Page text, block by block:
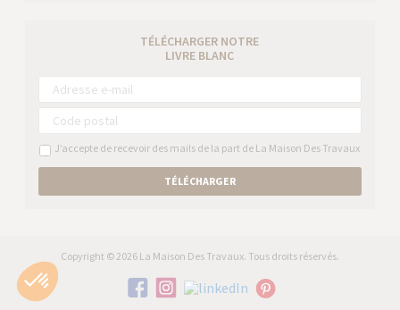
TÉLÉCHARGER NOTRE
LIVRE BLANC
J’accepte de recevoir des mails de la part de La Maison Des Travaux
TÉLÉCHARGER
Copyright © 2026 La Maison Des Travaux. Tous droits réservés.